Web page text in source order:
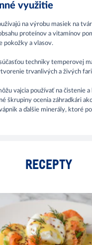
využitie
na výrobu masiek na
proteínov a vitamínov
pokožky a vlasov.
techniky temperovej
trvanlivých a živých
vajcia používať na čistenie
škrupiny ocenia záhradkári
a ďalšie minerály, ktoré
RECEPTY